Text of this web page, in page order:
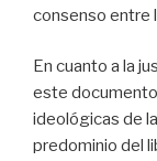
consenso entre
En cuanto a la
este
ideológicas de
predominio del